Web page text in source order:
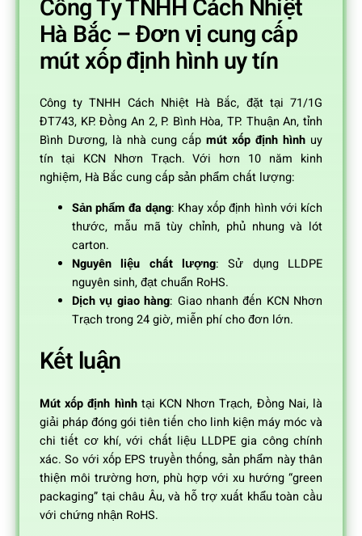
Công Ty TNHH Cách Nhiệt
Hà Bắc – Đơn vị cung cấp
mút xốp định hình uy tín
Công ty TNHH Cách Nhiệt Hà Bắc, đặt tại 71/1G
ĐT743, KP. Đồng An 2, P. Bình Hòa, TP. Thuận An, tỉnh
Bình Dương, là nhà cung cấp mút xốp định hình uy
tín tại KCN Nhơn Trạch. Với hơn 10 năm kinh
nghiệm, Hà Bắc cung cấp sản phẩm chất lượng:
Sản phẩm đa dạng: Khay xốp định hình với kích
thước, mẫu mã tùy chỉnh, phủ nhung và lót
carton.
Nguyên liệu chất lượng: Sử dụng LLDPE
nguyên sinh, đạt chuẩn RoHS.
Dịch vụ giao hàng: Giao nhanh đến KCN Nhơn
Trạch trong 24 giờ, miễn phí cho đơn lớn.
Kết luận
Mút xốp định hìnhtại KCN Nhơn Trạch, Đồng Nai, là
giải pháp đóng gói tiên tiến cho linh kiện máy móc và
chi tiết cơ khí, với chất liệu LLDPE gia công chính
xác. So với xốp EPS truyền thống, sản phẩm này thân
thiện môi trường hơn, phù hợp với xu hướng “green
packaging” tại châu Âu, và hỗ trợ xuất khẩu toàn cầu
với chứng nhận RoHS.